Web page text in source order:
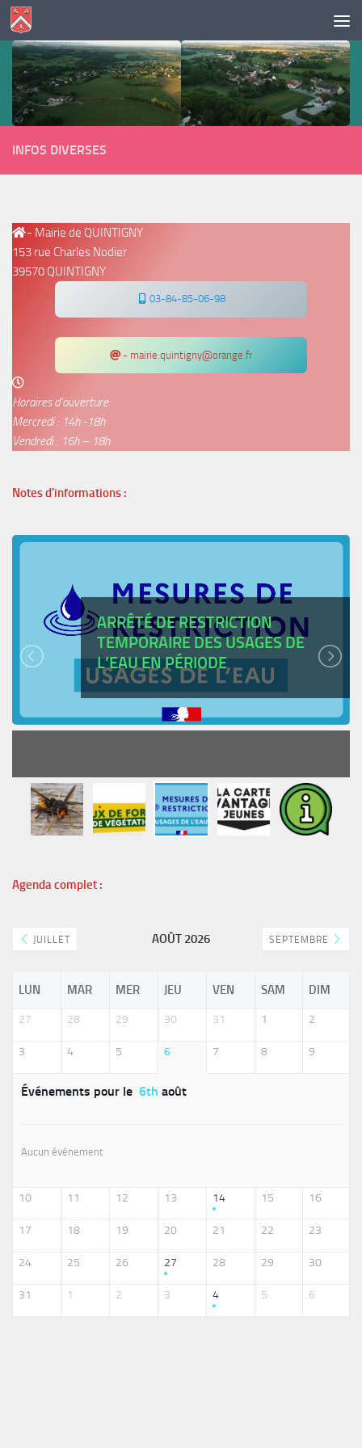
Skip to content
INFOS DIVERSES
- Mairie de QUINTIGNY
153 rue Charles Nodier
39570 QUINTIGNY
03-84-85-06-98
- mairie.quintigny@orange.fr
Horaires d’ouverture:
Mercredi : 14h -18h
Vendredi : 16h – 18h
Notes d'informations :
ARRÊTÉ DE RESTRICTION
TEMPORAIRE DES USAGES DE
L’EAU EN PÉRIODE
READ MORE
Agenda complet :
JUILLET AOÛT 2026 SEPTEMBRE
LUN MAR MER JEU VEN SAM DIM
27 28 29 30 31 1 2
3 4 5 6 7 8 9
Événements pour le 6th août
Aucun événement
10 11 12 13 14 15 16
17 18 19 20 21 22 23
24 25 26 27 28 29 30
31 1 2 3 4 5 6